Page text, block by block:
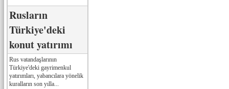
Rusların
Türkiye'deki
konut yatırımı
Rus vatandaşlarının
Türkiye'deki gayrimenkul
yatırımları, yabancılara yönelik
kuralların son yılla...